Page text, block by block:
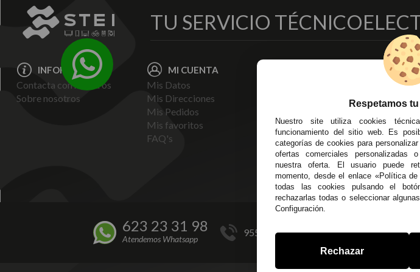
TU SERVICIO TÉCNICO
INFORMACIÓN
Contacta con nosotros
Sobre nosotros
MI CUENTA
Mis Datos
Mis Direcciones
Mis Pedidos
Mis favoritos
FAQ's
Entregas y Devoluciones
Pago Seguro
Terminos y
Condiciones Generales
Políticas de Cookies
C/
C/
623 23 31 98
Atendemos Whatsapp
955 44 45 43/955 44 45 44
Respetamos
Nuestro site utiliza cookies
funcionamiento del sitio web. Es
categorías de cookies para
ofertas comerciales personalizadas
nuestra oferta. El usuario puede
momento, desde el enlace «Política
todas las cookies pulsando el
rechazarlas todas o seleccionar
Configuración.
Rechazar